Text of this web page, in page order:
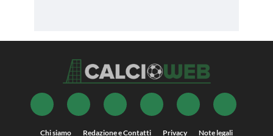
Chi siamo Redazione e Contatti Privacy Note legali